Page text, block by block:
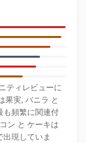
ティレビューに
実, バニラ と
も頻繁に関連付
ン と ケーキは
現していま